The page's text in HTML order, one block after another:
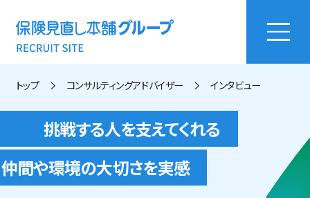
トップ コンサルティングアドバイザー インタビュー
挑戦する人を支えてくれる
仲間や環境の大切さを実感